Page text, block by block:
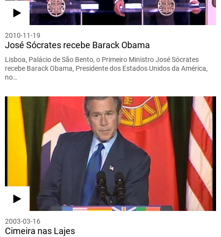
2010-11-19
José Sócrates recebe Barack Obama
Lisboa, Palácio de São Bento, o Primeiro Ministro José Sócrates
recebe Barack Obama, Presidente dos Estados Unidos da América,
no…
2003-03-16
Cimeira nas Lajes